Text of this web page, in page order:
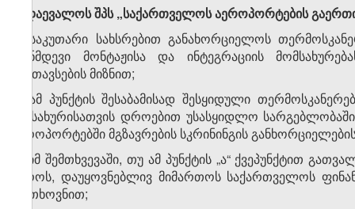
8. დაევალოს შპს „საქართველოს აეროპორტების
ა) საკუთარი სახსრებით განახორციელოს
თანმდევი მონტაჟისა და ინტეგრაციის
განთავსების მიზნით;
ბ) ამ პუნქტის შესაბამისად შესყიდული
სამსახურისათვის დროებით უსასყიდლო
აეროპორტებში მგზავრების სკრინინგის
გ) იმ შემთხვევაში, თუ ამ პუნქტის „ა“ ქვეპუნქტით
ევროს, დაუყოვნებლივ მიმართოს საქართველოს
მოთხოვნით;